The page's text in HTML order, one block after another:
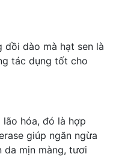
dồi dào mà hạt sen là
tác dụng tốt cho
hóa, đó là hợp
giúp ngăn ngừa
da mịn màng, tươi